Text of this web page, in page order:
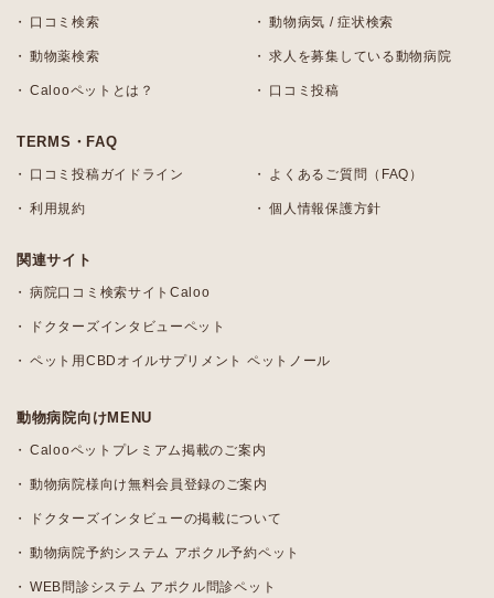
口コミ検索 動物病気 / 症状検索
動物薬検索 求人を募集している動物病院
Calooペットとは？ 口コミ投稿
TERMS・FAQ
口コミ投稿ガイドライン よくあるご質問（FAQ）
利用規約 個人情報保護方針
関連サイト
病院口コミ検索サイトCaloo
ドクターズインタビューペット
ペット用CBDオイルサプリメント ペットノール
動物病院向けMENU
Calooペットプレミアム掲載のご案内
動物病院様向け無料会員登録のご案内
ドクターズインタビューの掲載について
動物病院予約システム アポクル予約ペット
WEB問診システム アポクル問診ペット